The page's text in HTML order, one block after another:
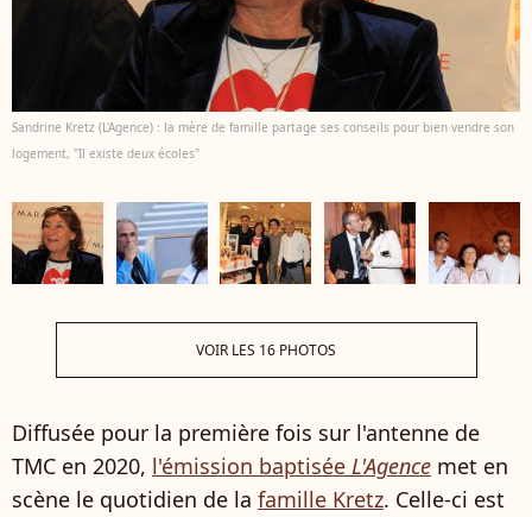
Sandrine Kretz (L'Agence) : la mère de famille partage ses conseils pour bien vendre son
logement, "Il existe deux écoles"
VOIR LES 16 PHOTOS
Diffusée pour la première fois sur l'antenne de
TMC en 2020, l'émission baptisée L'Agence met en
scène le quotidien de la famille Kretz. Celle-ci est